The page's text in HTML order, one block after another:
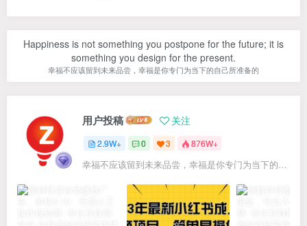
Happiness is not something you postpone for the future; it is
something you design for the present.
幸福不应该留到未来品尝，幸福是你专门为当下的自己所准备的
用户投稿 关注
2.9W+ 0 3 876W+
幸福不应该留到未来品尝，幸福是你专门为当下的自己所准备的